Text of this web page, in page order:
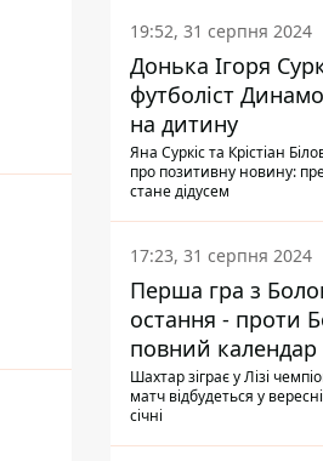
19:52, 31 серпня 2024
Донька Ігоря
футболіст
на дитину
Яна Суркіс та Крістіан
про позитивну новину:
стане дідусем
17:23, 31 серпня 2024
Перша гра з
остання - проти
повний
новій ЛЧ
Шахтар зіграє у Лізі
матч відбудеться у
січні